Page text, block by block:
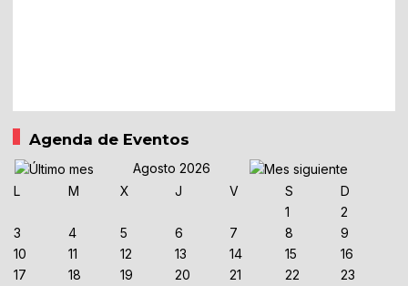
Agenda de Eventos
Agosto 2026
L
M X J V S
D
1
2
3
4 5 6 7 8
9
10
11 12 13 14 15
16
17
18 19 20 21 22
23